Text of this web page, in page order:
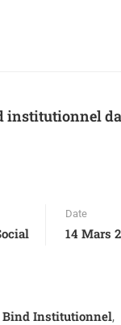
institutionnel
Date
14 Mars
Bind Institutionnel,